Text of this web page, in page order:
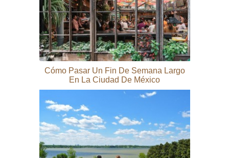
Cómo Pasar Un Fin De Semana Largo
En La Ciudad De México